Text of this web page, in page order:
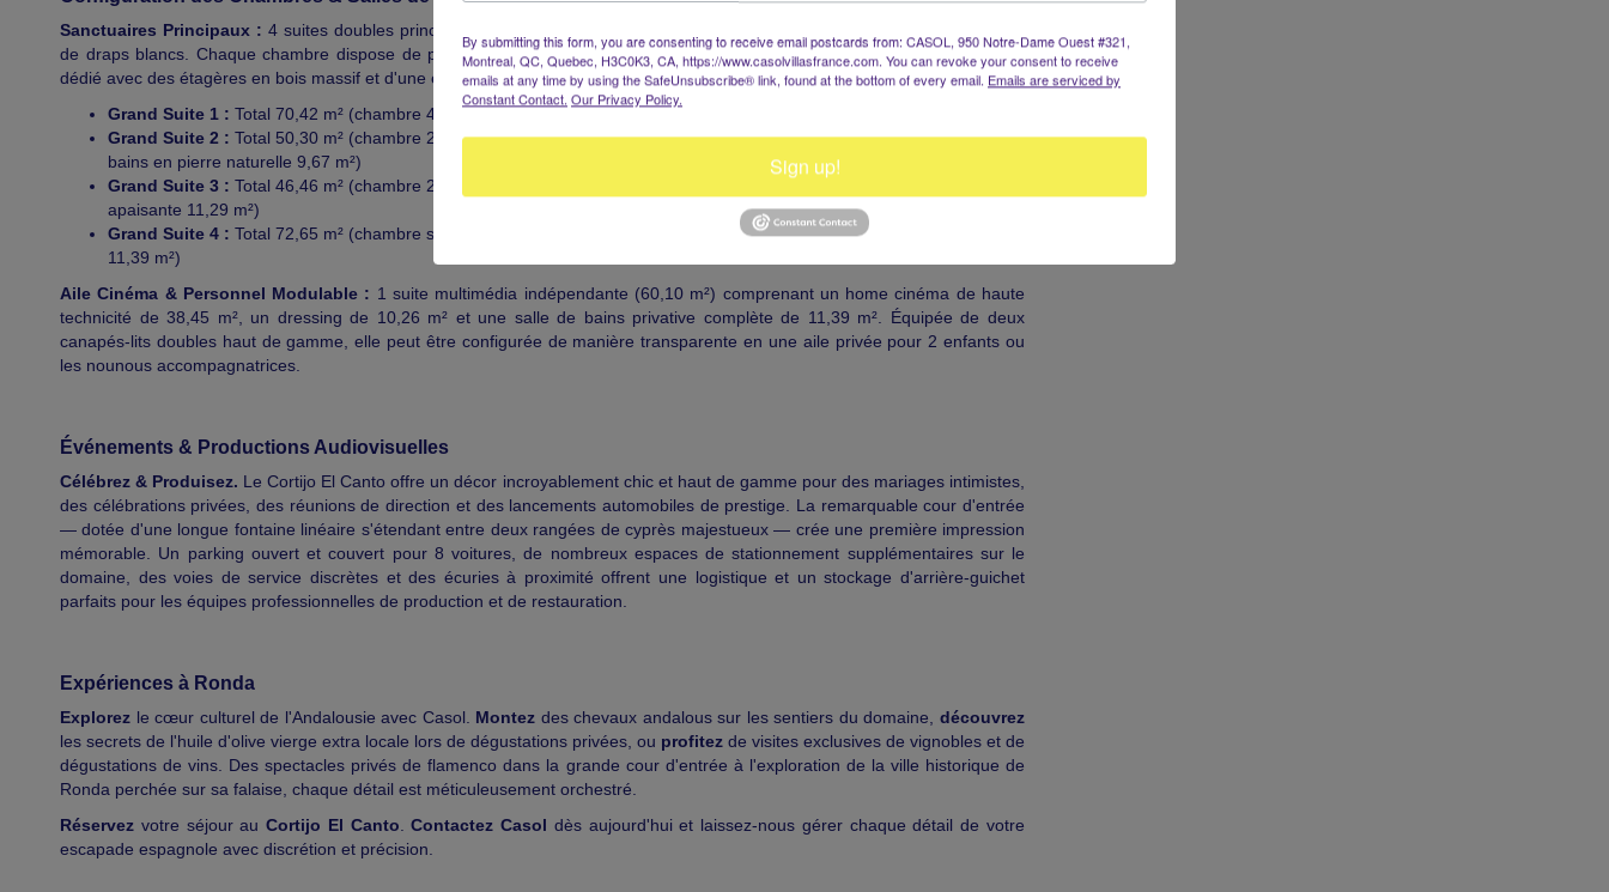
Sanctuaires Principaux : 4 suites doubles principales situées au rez-de-chaussée de plain-pied, équipées de lits King parés
de draps blancs. Chaque chambre dispose de portes-fenêtres vitrées s'ouvrant directement sur les terrasses, d'un dressing
dédié avec des étagères en bois massif et d'une élégante salle de bains privative avec un sol en mosaïque de galets de rivière.
Grand Suite 1 : Total 70,42 m² (chambre 44,34 m², dressing 12,25 m², salle de bains style spa 13,83 m²)
Grand Suite 2 : Total 50,30 m² (chambre 29,23 m² avec antiquités sélectionnées, dressing master 11,40 m², salle de
bains en pierre naturelle 9,67 m²)
Grand Suite 3 : Total 46,46 m² (chambre 23,52 m² avec luminaires design, zone dressing 11,65 m², salle de bains
apaisante 11,29 m²)
Grand Suite 4 : Total 72,65 m² (chambre spacieuse 44,32 m², très grand dressing 16,94 m², salle de bains de luxe
11,39 m²)
Aile Cinéma & Personnel Modulable : 1 suite multimédia indépendante (60,10 m²) comprenant un home cinéma de haute
technicité de 38,45 m², un dressing de 10,26 m² et une salle de bains privative complète de 11,39 m². Équipée de deux
canapés-lits doubles haut de gamme, elle peut être configurée de manière transparente en une aile privée pour 2 enfants ou
les nounous accompagnatrices.
Événements & Productions Audiovisuelles
Célébrez & Produisez. Le Cortijo El Canto offre un décor incroyablement chic et haut de gamme pour des mariages intimistes,
des célébrations privées, des réunions de direction et des lancements automobiles de prestige. La remarquable cour d'entrée
— dotée d'une longue fontaine linéaire s'étendant entre deux rangées de cyprès majestueux — crée une première impression
mémorable. Un parking ouvert et couvert pour 8 voitures, de nombreux espaces de stationnement supplémentaires sur le
domaine, des voies de service discrètes et des écuries à proximité offrent une logistique et un stockage d'arrière-guichet
parfaits pour les équipes professionnelles de production et de restauration.
Expériences à Ronda
Explorez le cœur culturel de l'Andalousie avec Casol. Montez des chevaux andalous sur les sentiers du domaine,découvrez
les secrets de l'huile d'olive vierge extra locale lors de dégustations privées, ou profitez de visites exclusives de vignobles et de
dégustations de vins. Des spectacles privés de flamenco dans la grande cour d'entrée à l'exploration de la ville historique de
Ronda perchée sur sa falaise, chaque détail est méticuleusement orchestré.
Réservez votre séjour auCortijo El Canto .Contactez Casol dès aujourd'hui et laissez-nous gérer chaque détail de votre
escapade espagnole avec discrétion et précision.
By submitting this form, you are consenting to receive email postcards from: CASOL, 950 Notre-Dame Ouest #321,
Montreal, QC, Quebec, H3C0K3, CA, https://www.casolvillasfrance.com. You can revoke your consent to receive
emails at any time by using the SafeUnsubscribe® link, found at the bottom of every email. Emails are serviced by
Constant Contact. Our Privacy Policy.
Sign up!